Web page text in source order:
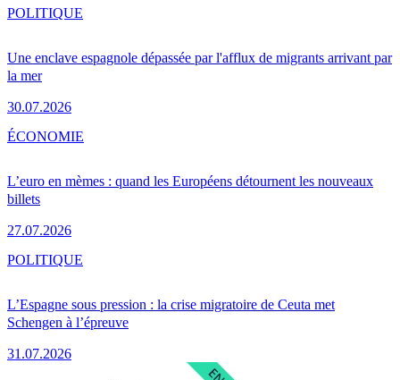
Une enclave espagnole dépassée par l'afflux de migrants arrivant par
la mer
30.07.2026
POLITIQUE
L’euro en mèmes : quand les Européens détournent les nouveaux
billets
27.07.2026
ÉCONOMIE
L’Espagne sous pression : la crise migratoire de Ceuta met
Schengen à l’épreuve
31.07.2026
POLITIQUE